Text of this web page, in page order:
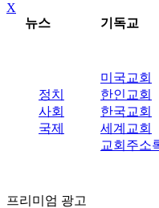
X
뉴스
기독교
정치
사회
국제
미국교회
한인교회
한국교회
세계교회
교회주소
프리미엄 광고